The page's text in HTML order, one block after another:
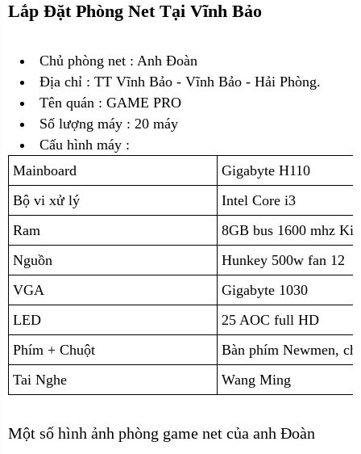
Lắp Đặt Phòng Net Tại Vĩnh Bảo
Chủ phòng net : Anh Đoàn
Địa chỉ : TT Vĩnh Bảo - Vĩnh Bảo - Hải Phòng.
Tên quán : GAME PRO
Số lượng máy : 20 máy
Cấu hình máy :
Mainboard
Gigabyte H110
Bộ vi xử lý
Intel Core i3
Ram
8GB bus 1600 mhz
Nguồn
Hunkey 500w fan 12
VGA
Gigabyte 1030
LED
25 AOC full HD
Phím + Chuột
Bàn phím Newmen,
Tai Nghe
Wang Ming
Một số hình ảnh phòng game net của anh Đoàn